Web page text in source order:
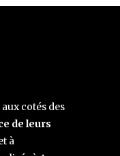
cotés des
de leurs
à